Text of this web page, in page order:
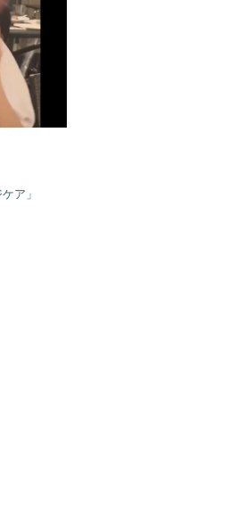
ア」